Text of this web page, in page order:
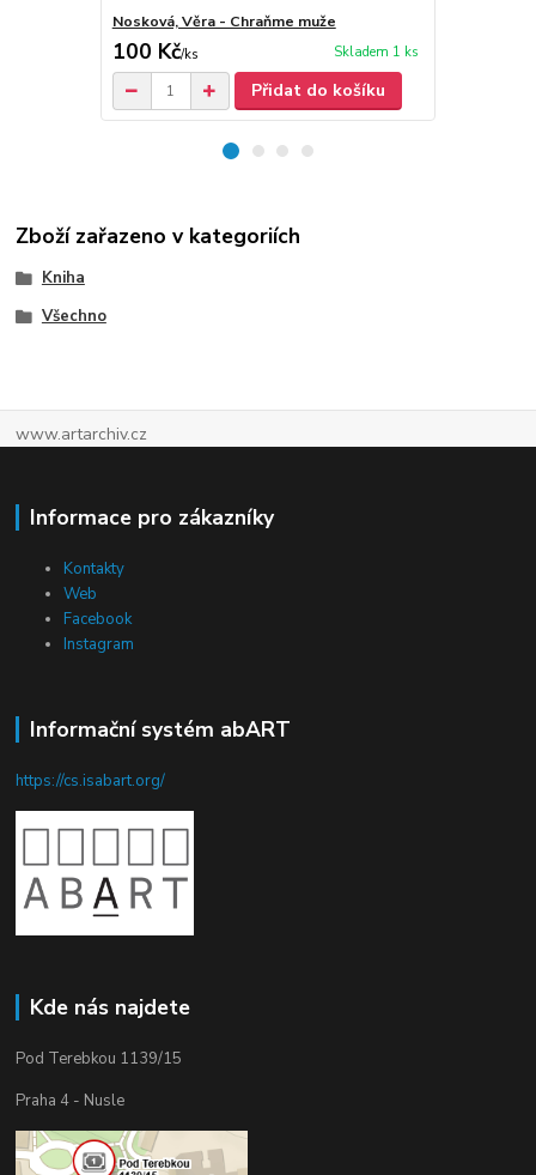
Nosková, Věra - Chraňme muže
100 Kč/ks Skladem 1 ks
Přidat do košíku
Zboží zařazeno v kategoriích
Kniha
Všechno
www.artarchiv.cz
Informace pro zákazníky
Kontakty
Web
Facebook
Instagram
Informační systém abART
https://cs.isabart.org/
Kde nás najdete
Pod Terebkou 1139/15
Praha 4 - Nusle